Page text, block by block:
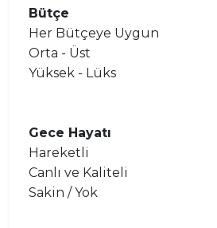
Bütçe
Her Bütçeye Uygun
Orta - Üst
Yüksek - Lüks
Gece Hayatı
Hareketli
Canlı ve Kaliteli
Sakin / Yok